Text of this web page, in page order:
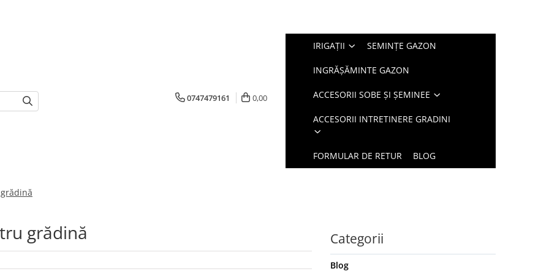
0747479161 0,00
IRIGAȚII SEMINȚE GAZON
INGRĂȘĂMINTE GAZON
ACCESORII SOBE ȘI ȘEMINEE
ACCESORII INTRETINERE GRADINI
FORMULAR DE RETUR BLOG
grădină Categorii
Blog